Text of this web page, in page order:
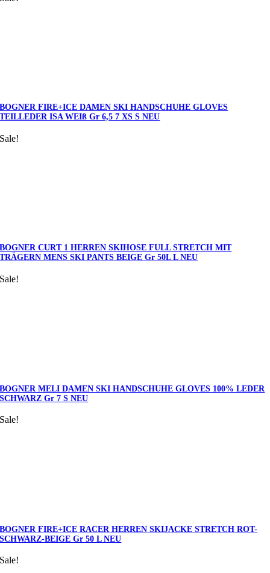
BOGNER FIRE+ICE DAMEN SKI HANDSCHUHE GLOVES
TEILLEDER ISA WEIß Gr 6,5 7 XS S NEU
Sale!
BOGNER CURT 1 HERREN SKIHOSE FULL STRETCH MIT
TRÄGERN MENS SKI PANTS BEIGE Gr 50L L NEU
Sale!
BOGNER MELI DAMEN SKI HANDSCHUHE GLOVES 100% LEDER
SCHWARZ Gr 7 S NEU
Sale!
BOGNER FIRE+ICE RACER HERREN SKIJACKE STRETCH ROT-
SCHWARZ-BEIGE Gr 50 L NEU
Sale!